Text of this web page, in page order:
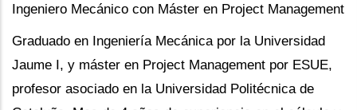
Ingeniero Mecánico con Máster en Project Management
Graduado en Ingeniería Mecánica por la Universidad
Jaume I, y máster en Project Management por ESUE,
profesor asociado en la Universidad Politécnica de